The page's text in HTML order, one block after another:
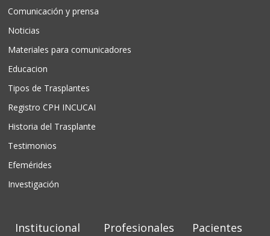
Comunicación y prensa
Noticias
Materiales para comunicadores
Educacion
Tipos de Trasplantes
Registro CPH INCUCAI
Historia del Trasplante
Testimonios
Efemérides
Investigación
Institucional Profesionales Pacientes